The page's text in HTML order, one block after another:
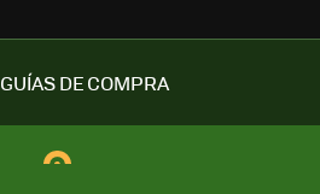
GUÍAS DE COMPRA